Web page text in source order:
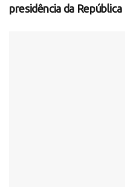
presidência da República